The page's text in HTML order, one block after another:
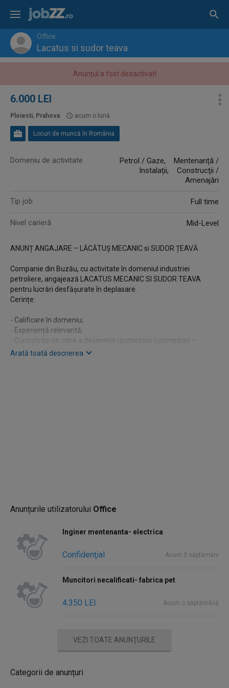
Office
Lacatus si sudor teava
Anunțul a fost dezactivat!
6.000 LEI
Ploiesti, Prahova acum o lună
Locuri de muncă în România
Domeniu de activitate
Petrol / Gaze, Mentenanță /
Instalații, Construcţii /
Amenajări
Tip job Full time
Nivel carieră Mid-Level
ANUNȚ ANGAJARE – LĂCĂTUȘ MECANIC si SUDOR ȚEAVĂ
Companie din Buzău, cu activitate în domeniul industriei
petroliere, angajează LACATUS MECANIC SI SUDOR TEAVA
pentru lucrări desfășurate în deplasare.
Cerințe:
- Calificare în domeniu;
- Experiență relevantă;
- Cunoștințe de citire a desenelor izometrice (izometrie) –
obligatoriu;
Arată toată descrierea
Anunțurile utilizatorului Office
Inginer mentenanta- electrica
Confidenţial Acum 3 săptămâni
Muncitori necalificati- fabrica pet
4.350 LEI Acum o săptămână
VEZI TOATE ANUNŢURILE
Categorii de anunțuri